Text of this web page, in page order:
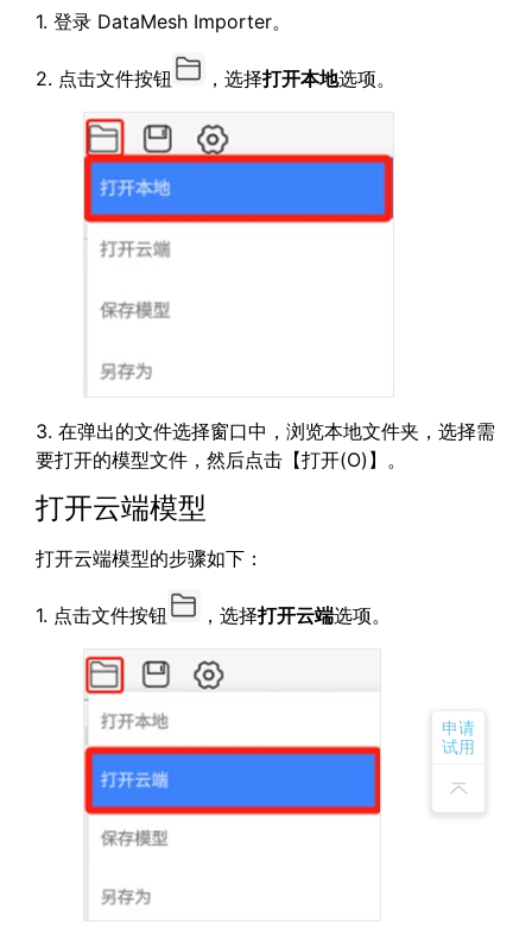
申请
试用
1. 登录 DataMesh Importer。
2. 点击文件按钮 ，选择打开本地选项。
3. 在弹出的文件选择窗口中，浏览本地文件夹，选择需
要打开的模型文件，然后点击【打开(O)】。
打开云端模型
打开云端模型的步骤如下：
1. 点击文件按钮 ，选择打开云端选项。